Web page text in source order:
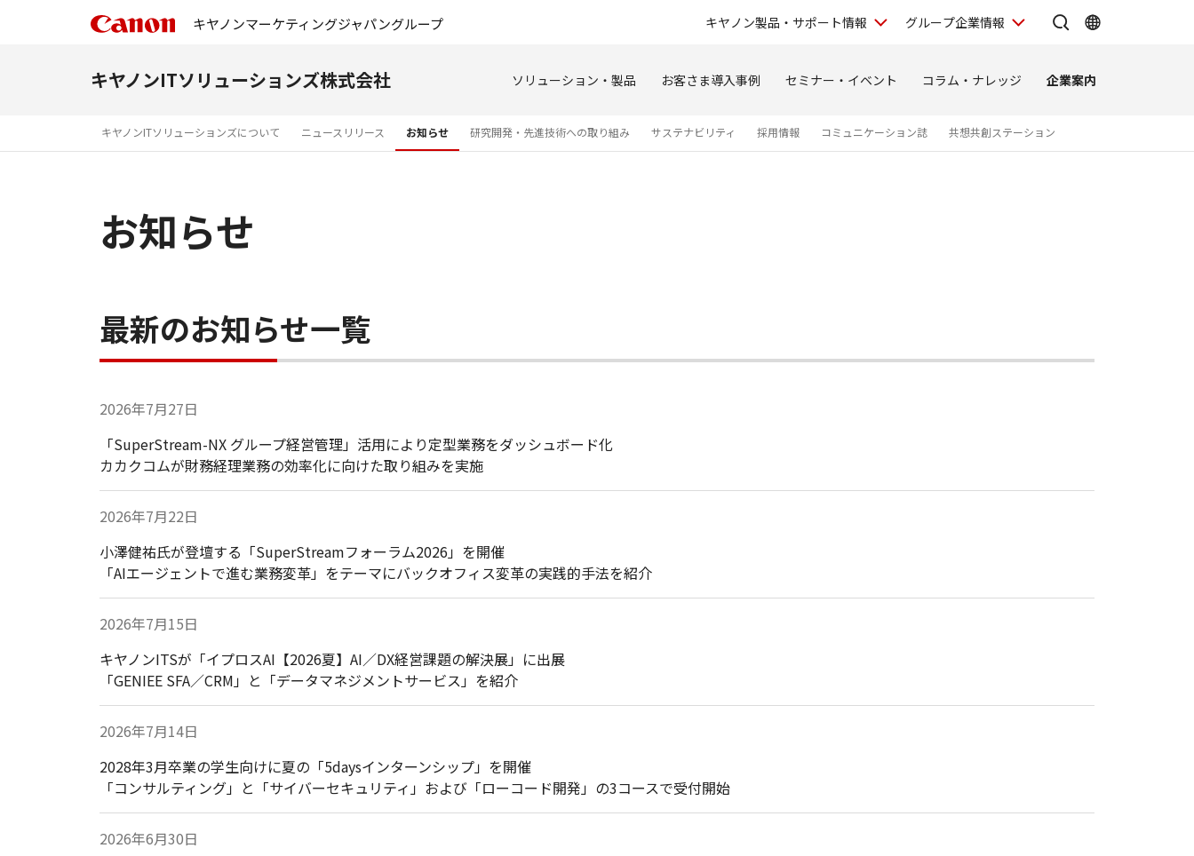
キヤノンマーケティングジャパングループ キヤノン製品・サポート情報 グループ企業情報
キヤノンITソリューションズ株式会社 ソリューション・製品 お客さま導入事例 セミナー・イベント コラム・ナレッジ 企業案内
キヤノンITソリューションズについて ニュースリリース お知らせ 研究開発・先進技術への取り組み サステナビリティ 採用情報 コミュニケーション誌 共想共創ステーション
お知らせ
最新のお知らせ一覧
2026年7月27日
「SuperStream-NX グループ経営管理」活用により定型業務をダッシュボード化
カカクコムが財務経理業務の効率化に向けた取り組みを実施
2026年7月22日
小澤健祐氏が登壇する「SuperStreamフォーラム2026」を開催
「AIエージェントで進む業務変革」をテーマにバックオフィス変革の実践的手法を紹介
2026年7月15日
キヤノンITSが「イプロスAI【2026夏】AI／DX経営課題の解決展」に出展
「GENIEE SFA／CRM」と「データマネジメントサービス」を紹介
2026年7月14日
2028年3月卒業の学生向けに夏の「5daysインターンシップ」を開催
「コンサルティング」と「サイバーセキュリティ」および「ローコード開発」の3コースで受付開始
2026年6月30日